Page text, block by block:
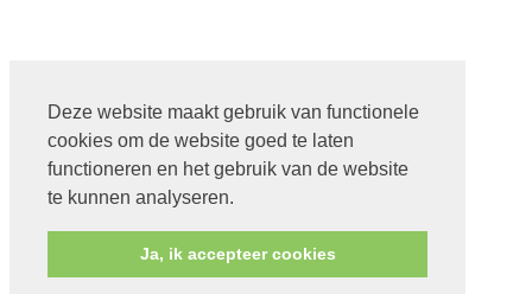
Deze website maakt gebruik van functionele
cookies om de website goed te laten
functioneren en het gebruik van de website
te kunnen analyseren.
Ja, ik accepteer cookies